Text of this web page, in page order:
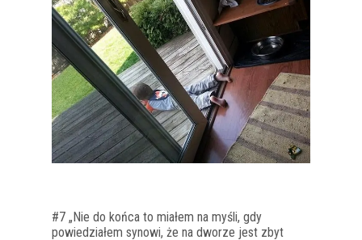
#7 „Nie do końca to miałem na myśli, gdy
powiedziałem synowi, że na dworze jest zbyt